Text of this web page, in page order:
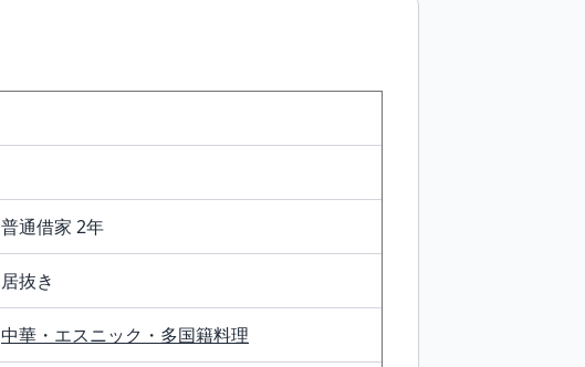
普通借家 2年
居抜き
中華・エスニック・多国籍料理